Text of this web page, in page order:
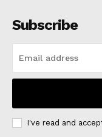
Subscribe
I've read and